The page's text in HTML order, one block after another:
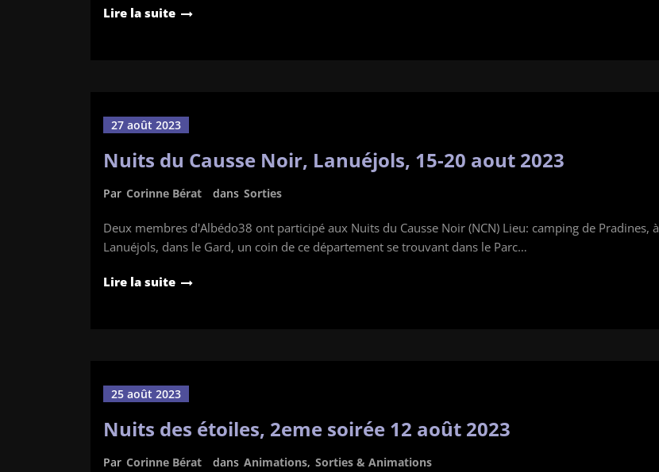
Lire la suite
27 août 2023
Nuits du Causse Noir, Lanuéjols, 15-20 aout 2023
Par Corinne Bérat dans Sorties
Deux membres d'Albédo38 ont participé aux Nuits du Causse Noir (NCN) Lieu: camping de Pradines, à
Lanuéjols, dans le Gard, un coin de ce département se trouvant dans le Parc…
Lire la suite
25 août 2023
Nuits des étoiles, 2eme soirée 12 août 2023
Par Corinne Bérat dans Animations, Sorties & Animations